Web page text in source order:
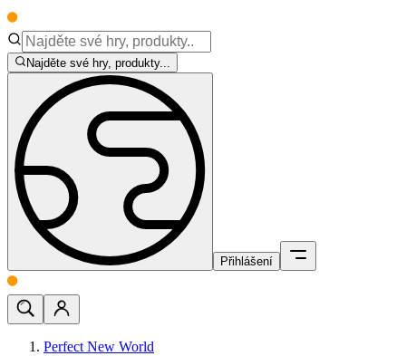
Najděte své hry, produkty...
Přihlášení
Perfect New World